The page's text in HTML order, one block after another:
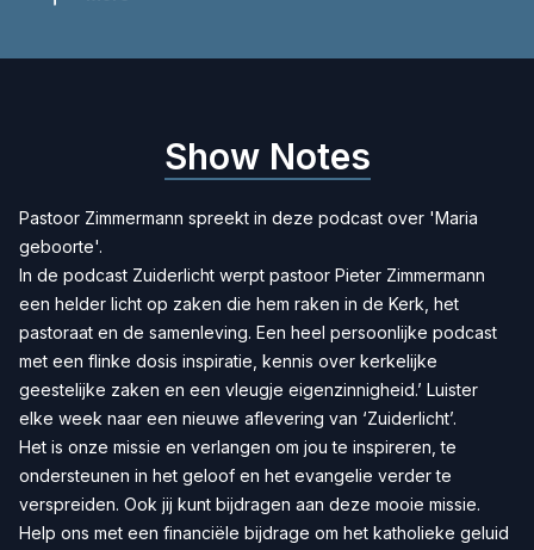
Show Notes
Pastoor Zimmermann spreekt in deze podcast over 'Maria
geboorte'.
In de podcast Zuiderlicht werpt pastoor Pieter Zimmermann
een helder licht op zaken die hem raken in de Kerk, het
pastoraat en de samenleving. Een heel persoonlijke podcast
met een flinke dosis inspiratie, kennis over kerkelijke
geestelijke zaken en een vleugje eigenzinnigheid.’ Luister
elke week naar een nieuwe aflevering van ‘Zuiderlicht’.
Het is onze missie en verlangen om jou te inspireren, te
ondersteunen in het geloof en het evangelie verder te
verspreiden. Ook jij kunt bijdragen aan deze mooie missie.
Help ons met een financiële bijdrage om het katholieke geluid